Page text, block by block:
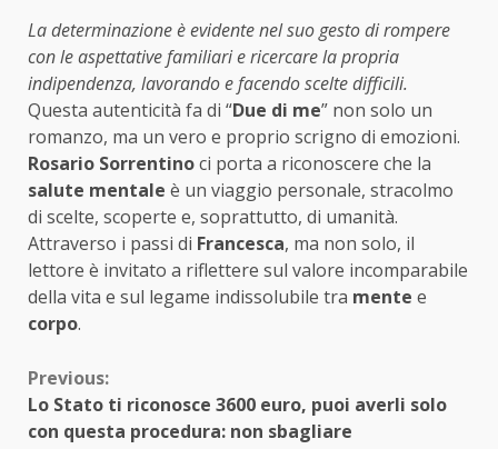
La determinazione è evidente nel suo gesto di rompere
con le aspettative familiari e ricercare la propria
indipendenza, lavorando e facendo scelte difficili.
Questa autenticità fa di “Due di me” non solo un
romanzo, ma un vero e proprio scrigno di emozioni.
Rosario Sorrentinoci porta a riconoscere che la
salute mentale è un viaggio personale, stracolmo
di scelte, scoperte e, soprattutto, di umanità.
Attraverso i passi di Francesca, ma non solo, il
lettore è invitato a riflettere sul valore incomparabile
della vita e sul legame indissolubile tra mente e
corpo.
Continue
Reading
Previous:
Lo Stato ti riconosce 3600 euro, puoi averli solo
con questa procedura: non sbagliare